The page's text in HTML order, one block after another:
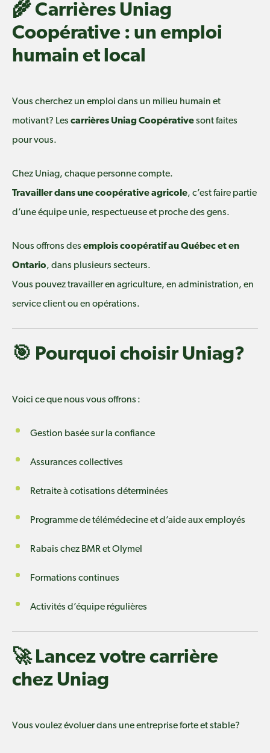
🌾 Carrières Uniag
Coopérative : un emploi
humain et local
Vous cherchez un emploi dans un milieu humain et
motivant? Les carrières Uniag Coopérativesont faites
pour vous.
Chez Uniag, chaque personne compte.
Travailler dans une coopérative agricole, c’est faire partie
d’une équipe unie, respectueuse et proche des gens.
Nous offrons des emplois coopératif au Québec et en
Ontario, dans plusieurs secteurs.
Vous pouvez travailler en agriculture, en administration, en
service client ou en opérations.
🎯 Pourquoi choisir Uniag?
Voici ce que nous vous offrons :
Gestion basée sur la confiance
Assurances collectives
Retraite à cotisations déterminées
Programme de télémédecine et d’aide aux employés
Rabais chez BMR et Olymel
Formations continues
Activités d’équipe régulières
🚀 Lancez votre carrière
chez Uniag
Vous voulez évoluer dans une entreprise forte et stable?